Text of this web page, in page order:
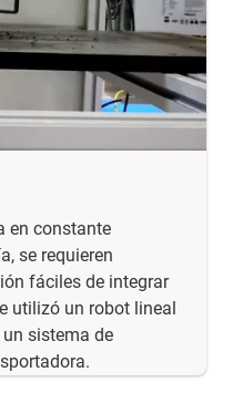
en constante
se requieren
fáciles de integrar
utilizó un robot lineal
sistema de